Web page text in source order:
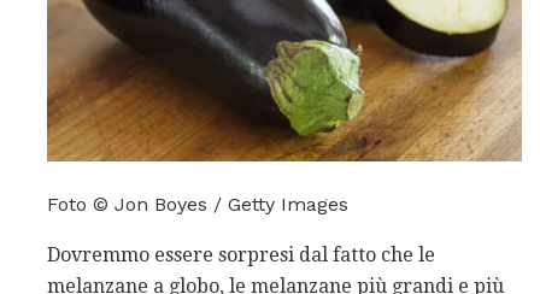
Foto © Jon Boyes / Getty Images
Dovremmo essere sorpresi dal fatto che le
melanzane a globo, le melanzane più grandi e più